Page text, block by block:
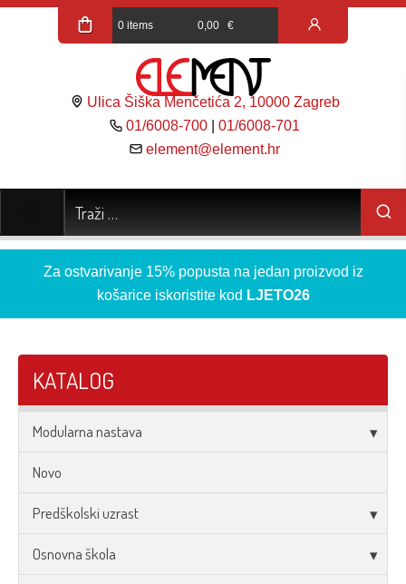
0 items 0,00 €
Ulica Šiška Menčetića 2, 10000 Zagreb
01/6008-700 |01/6008-701
element@element.hr
Za ostvarivanje 15% popusta na jedan proizvod iz
košarice iskoristite kod LJETO26
KATALOG
Modularna nastava
Novo
Predškolski uzrast
Osnovna škola